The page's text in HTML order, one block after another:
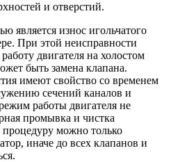
и отверстий.
является износ игольчатого
При этой неисправности
двигателя на холостом
быть замена клапана.
имеют свойство со временем
сечений каналов и
работы двигателя не
промывка и чистка
процедуру можно только
иначе до всех клапанов и